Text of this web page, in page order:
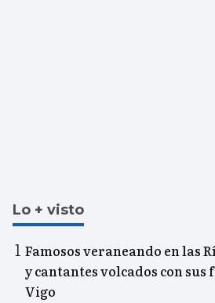
Lo + visto
Famosos veraneando en las
y cantantes volcados con sus
Vigo